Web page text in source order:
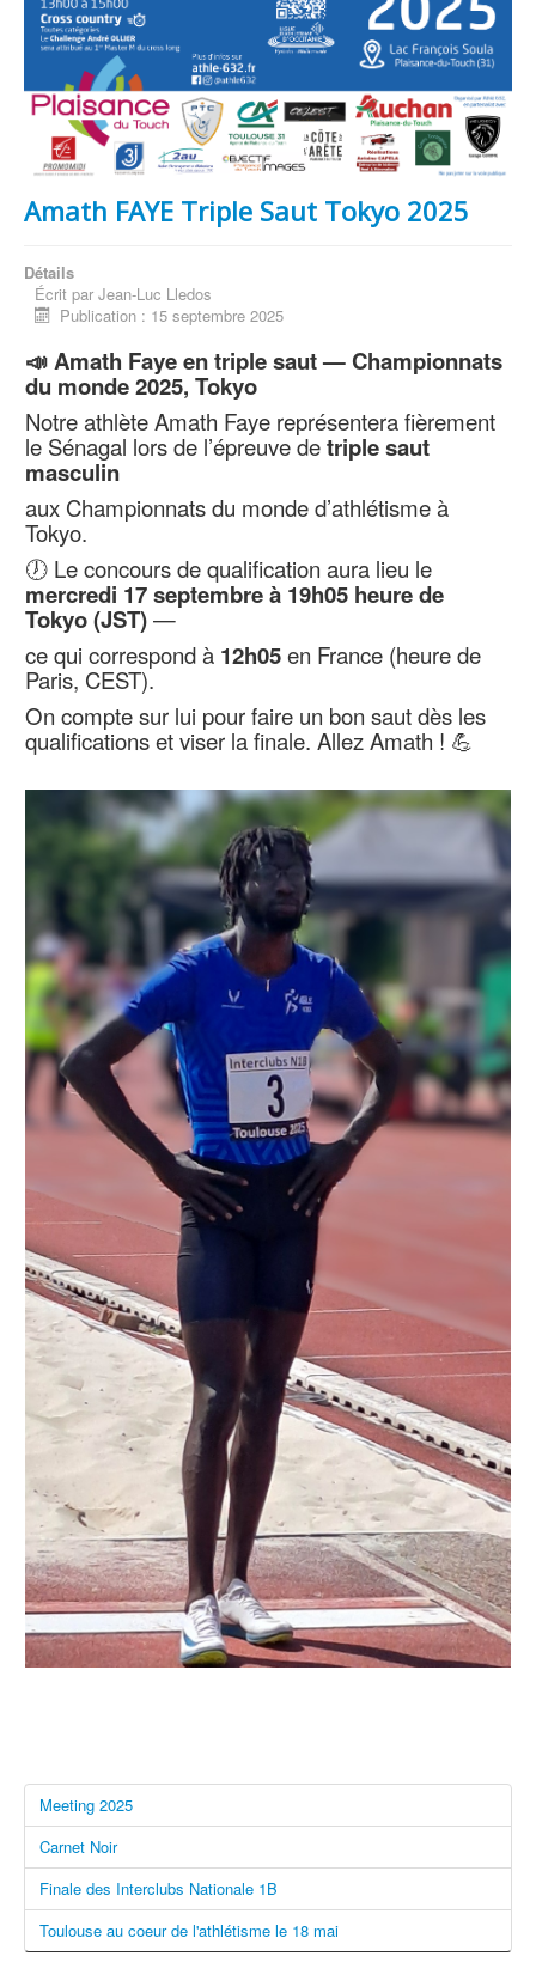
Amath FAYE Triple Saut Tokyo 2025
Détails
Écrit par Jean-Luc Lledos
Publication : 15 septembre 2025
📣 Amath Faye en triple saut — Championnats
du monde 2025, Tokyo
Notre athlète Amath Faye représentera fièrement
le Sénagal lors de l’épreuve detriple saut
masculin
aux Championnats du monde d’athlétisme à
Tokyo.
🕖 Le concours de qualification aura lieu le
mercredi 17 septembre à 19h05 heure de
Tokyo (JST)—
ce qui correspond à 12h05en France (heure de
Paris, CEST).
On compte sur lui pour faire un bon saut dès les
qualifications et viser la finale. Allez Amath ! 💪
Meeting 2025
Carnet Noir
Finale des Interclubs Nationale 1B
Toulouse au coeur de l'athlétisme le 18 mai